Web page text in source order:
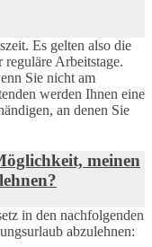
Es gelten also die
Arbeitstage.
Sie nicht am
werden Ihnen eine
an denen Sie
meinen
in den nachfolgenden
abzulehnen: